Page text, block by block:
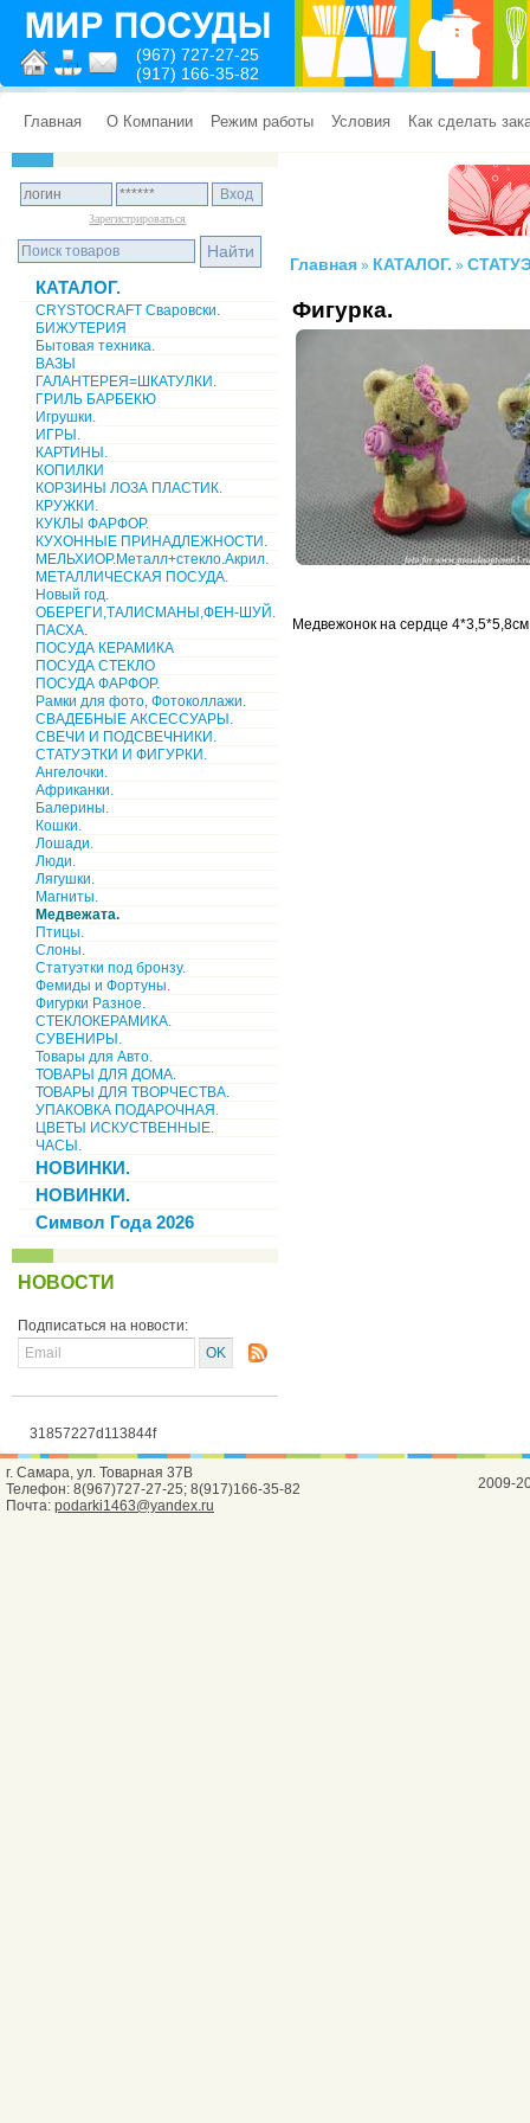
(967) 727-27-25
(917) 166-35-82
Главная О Компании Режим работы Условия Как сделать
Зарегистрироваться
КАТАЛОГ.
CRYSTOCRAFT Сваровски.
БИЖУТЕРИЯ
Бытовая техника.
ВАЗЫ
ГАЛАНТЕРЕЯ=ШКАТУЛКИ.
ГРИЛЬ БАРБЕКЮ
Игрушки.
ИГРЫ.
КАРТИНЫ.
КОПИЛКИ
КОРЗИНЫ ЛОЗА ПЛАСТИК.
КРУЖКИ.
КУКЛЫ ФАРФОР.
КУХОННЫЕ ПРИНАДЛЕЖНОСТИ.
МЕЛЬХИОР.Металл+стекло.Акрил.
МЕТАЛЛИЧЕСКАЯ ПОСУДА.
Новый год.
ОБЕРЕГИ,ТАЛИСМАНЫ,ФЕН-ШУЙ.
ПАСХА.
ПОСУДА КЕРАМИКА
ПОСУДА СТЕКЛО
ПОСУДА ФАРФОР.
Рамки для фото, Фотоколлажи.
СВАДЕБНЫЕ АКСЕССУАРЫ.
СВЕЧИ И ПОДСВЕЧНИКИ.
СТАТУЭТКИ И ФИГУРКИ.
Ангелочки.
Африканки.
Балерины.
Кошки.
Лошади.
Люди.
Лягушки.
Магниты.
Медвежата.
Птицы.
Слоны.
Статуэтки под бронзу.
Фемиды и Фортуны.
Фигурки Разное.
СТЕКЛОКЕРАМИКА.
СУВЕНИРЫ.
Товары для Авто.
ТОВАРЫ ДЛЯ ДОМА.
ТОВАРЫ ДЛЯ ТВОРЧЕСТВА.
УПАКОВКА ПОДАРОЧНАЯ.
ЦВЕТЫ ИСКУСТВЕННЫЕ.
ЧАСЫ.
НОВИНКИ.
НОВИНКИ.
Символ Года 2026
НОВОСТИ
Подписаться на новости:
31857227d113844f
Главная » КАТАЛОГ. »
Фигурка.
Медвежонок на сердце
г. Самара, ул. Товарная 37В
Телефон: 8(967)727-27-25; 8(917)166-35-82
Почта: podarki1463@yandex.ru
2009-